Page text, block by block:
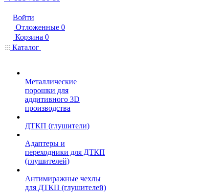
Войти
Отложенные 0
Корзина 0
Каталог
Металлические
порошки для
аддитивного 3D
производства
ДТКП (глушители)
Адаптеры и
переходники для ДТКП
(глушителей)
Антимиражные чехлы
для ДТКП (глушителей)